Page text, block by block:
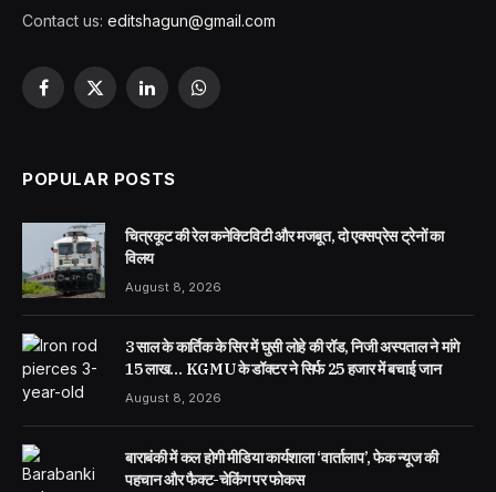
Contact us: editshagun@gmail.com
Facebook
X
LinkedInWhatsApp
POPULAR POSTS
चित्रकूट की रेल कनेक्टिविटी और मजबूत, दो एक्सप्रेस ट्रेनों का
विलय
August 8, 2026
3 साल के कार्तिक के सिर में घुसी लोहे की रॉड, निजी अस्पताल ने मांगे
15 लाख… KGMU के डॉक्टर ने सिर्फ 25 हजार में बचाई जान
August 8, 2026
बाराबंकी में कल होगी मीडिया कार्यशाला ‘वार्तालाप’, फेक न्यूज की
पहचान और फैक्ट-चेकिंग पर फोकस